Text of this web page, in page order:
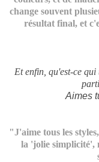
change souvent
résultat final, et
Et enfin, qu'est-ce
Aimes
"J'aime tous les
la 'jolie simplicité',